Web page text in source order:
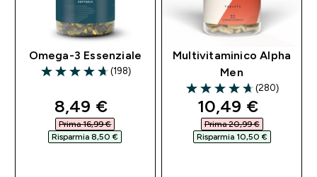
Omega-3 Essenziale
4.69 out of 5 stars
(198)
discounted price
8,49 €‎
Prima 16,99 €‎
Risparmia 8,50 €‎
Multivitaminico Alpha
Men
4.69 out of 5 stars
(280)
discounted
10,49 €‎
Prima 20,99 €‎
Risparmia 10,50 €‎